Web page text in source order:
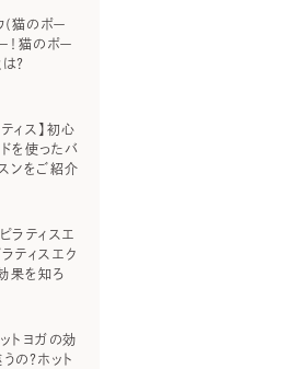
(猫のポー
！猫のポー
？
ィス】初心
を使ったバ
ンをご紹介
ラティスエ
ティスエク
果を知ろ
トヨガの効
の？ホット